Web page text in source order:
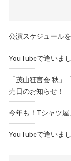
公演スケジュール
YouTubeで逢いま
「茂山狂言会 秋
売日のお知らせ！
今年も！Tシャツ屋
YouTubeで逢いま